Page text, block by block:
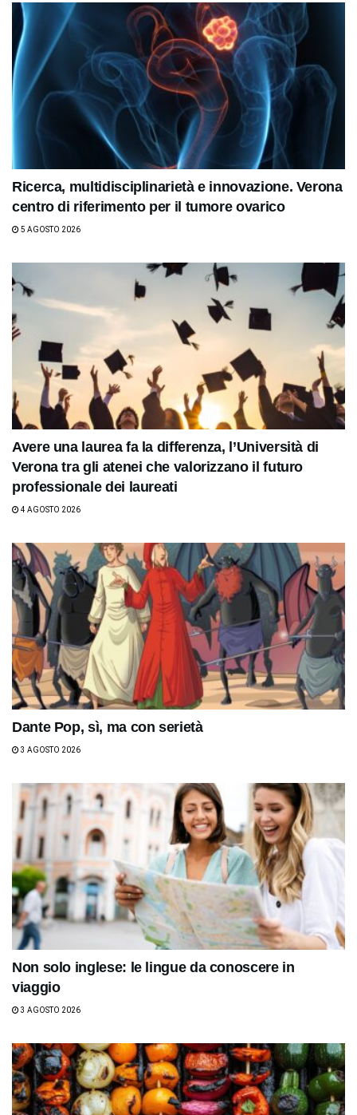
Ricerca, multidisciplinarietà e innovazione. Verona
centro di riferimento per il tumore ovarico
5 AGOSTO 2026
Avere una laurea fa la differenza, l’Università di
Verona tra gli atenei che valorizzano il futuro
professionale dei laureati
4 AGOSTO 2026
Dante Pop, sì, ma con serietà
3 AGOSTO 2026
Non solo inglese: le lingue da conoscere in
viaggio
3 AGOSTO 2026